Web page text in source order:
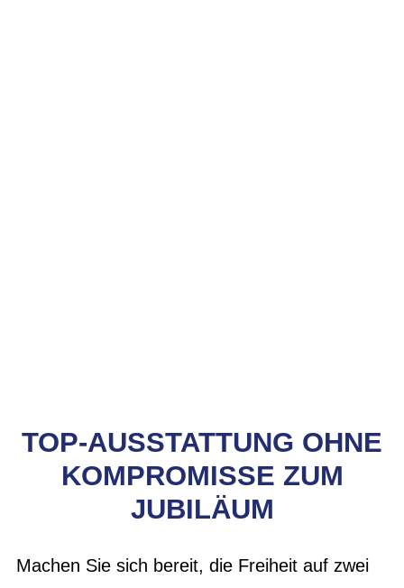
TOP-AUSSTATTUNG OHNE
KOMPROMISSE ZUM
JUBILÄUM
Machen Sie sich bereit, die Freiheit auf zwei